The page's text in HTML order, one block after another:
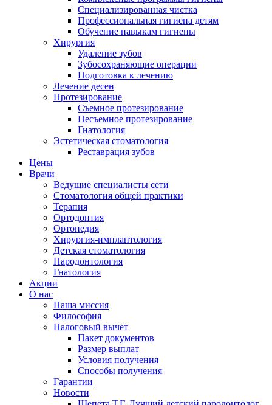
Специализированная чистка
Профессиональная гигиена детям
Обучение навыкам гигиены
Хирургия
Удаление зубов
Зубосохраняющие операции
Подготовка к лечению
Лечение десен
Протезирование
Съемное протезирование
Несъемное протезирование
Гнатология
Эстетическая стоматология
Реставрация зубов
Цены
Врачи
Ведущие специалисты сети
Стоматология общей практики
Терапия
Ортодонтия
Ортопедия
Хирургия-имплантология
Детская стоматология
Пародонтология
Гнатология
Акции
О нас
Наша миссия
Философия
Налоговый вычет
Пакет документов
Размер выплат
Условия получения
Способы получения
Гарантии
Новости